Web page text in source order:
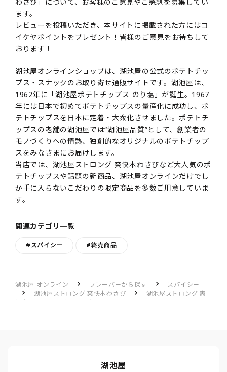
ます。
レビューを投稿いただき、本サイトに掲載された方にはコ
イケヤポイントをプレゼント！皆様のご意見をお待ちして
おります！
湖池屋オンラインショップは、湖池屋の公式のポテトチッ
プス・スナックのお取り寄せ通販サイトです。湖池屋は、
1962年に「湖池屋ポテトチップス のり塩」が誕生。1967
年には日本で初めてポテトチップスの量産化に成功し、ポ
テトチップスを日本に定着・大衆化させました。ポテトチ
ップスの老舗の湖池屋では“湖池屋品質”として、創業者の
モノづくりへの情熱、独創的なオリジナルのポテトチップ
スをみなさまにお届けします。
当店では、湖池屋ストロング 爽快本わさびなど大人気のポ
テトチップスや話題の新商品、湖池屋オンラインだけでし
か手に入らないこだわりの限定商品を多数ご用意していま
す。
関連カテゴリ一覧
#スパイシー #終売商品
湖池屋 オンライン フレーバーから探す
スパイシー
湖池屋ストロング 爽快本わさび
湖池屋ストロング 爽
快本わさびのレビュー一覧
湖池屋